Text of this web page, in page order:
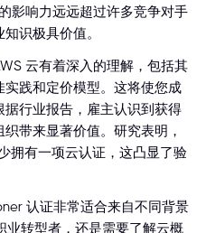
影响力远远超过许多竞争对手
识极具价值。
云有着深入的理解，包括其
践和定价模型。这将使您成
行业报告，雇主认识到获得
带来显著价值。研究表明，
拥有一项云认证，这凸显了验
认证非常适合来自不同背景
转型者，还是需要了解云概